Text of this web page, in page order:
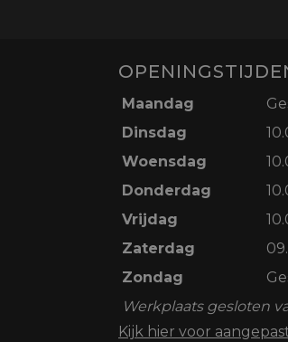
Maandag
Dinsdag
Woensdag
Donderdag
Vrijdag
Zaterdag
Zondag
Werkplaats gesloten
Kijk hier voor